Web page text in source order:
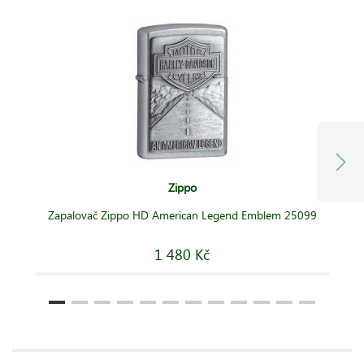
Zippo
Zapalovač Zippo HD American Legend Emblem 25099
1 480 Kč